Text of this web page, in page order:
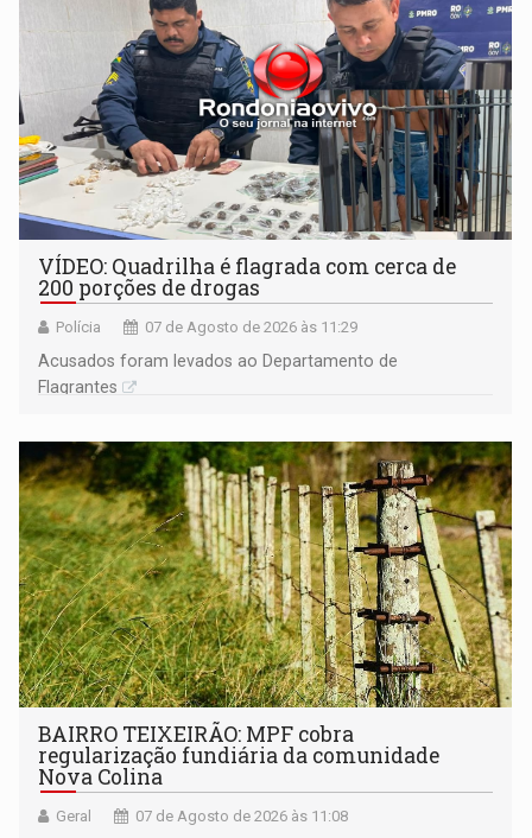
VÍDEO: Quadrilha é flagrada com cerca de
200 porções de drogas
Polícia 07 de Agosto de 2026 às 11:29
Acusados foram levados ao Departamento de
Flagrantes
BAIRRO TEIXEIRÃO: MPF cobra
regularização fundiária da comunidade
Nova Colina
Geral 07 de Agosto de 2026 às 11:08